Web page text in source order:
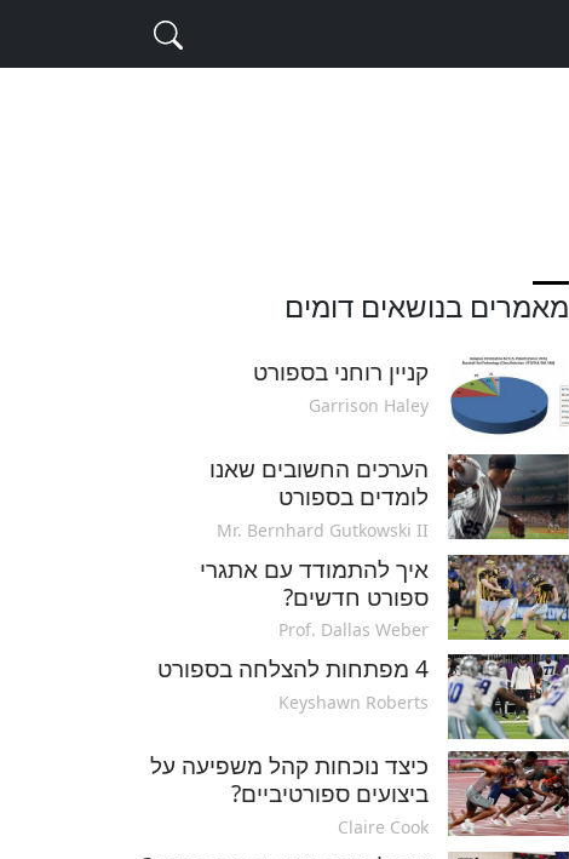
מאמרים בנושאים דומים
קניין רוחני בספורט
Garrison Haley
הערכים החשובים שאנו
לומדים בספורט
Mr. Bernhard Gutkowski II
איך להתמודד עם אתגרי
ספורט חדשים?
Prof. Dallas Weber
4 מפתחות להצלחה בספורט
Keyshawn Roberts
כיצד נוכחות קהל משפיעה על
ביצועים ספורטיביים?
Claire Cook